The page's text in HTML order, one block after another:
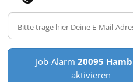
Job-Alarm 20095
aktivieren